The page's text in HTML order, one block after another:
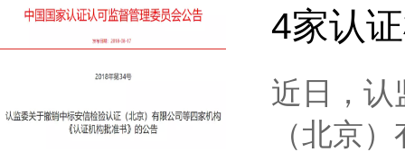
4家认
近日，认
（北京